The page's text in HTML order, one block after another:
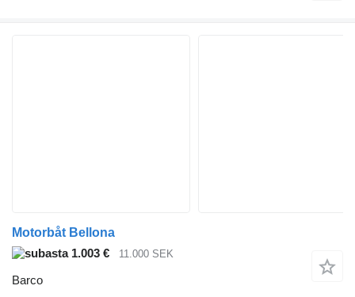
Motorbåt Bellona
1.003 €
11.000 SEK
Barco